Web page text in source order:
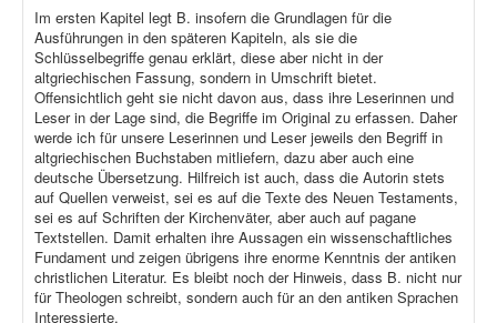
Im ersten Kapitel legt B. insofern die Grundlagen für die
Ausführungen in den späteren Kapiteln, als sie die
Schlüsselbegriffe genau erklärt, diese aber nicht in der
altgriechischen Fassung, sondern in Umschrift bietet.
Offensichtlich geht sie nicht davon aus, dass ihre Leserinnen und
Leser in der Lage sind, die Begriffe im Original zu erfassen. Daher
werde ich für unsere Leserinnen und Leser jeweils den Begriff in
altgriechischen Buchstaben mitliefern, dazu aber auch eine
deutsche Übersetzung. Hilfreich ist auch, dass die Autorin stets
auf Quellen verweist, sei es auf die Texte des Neuen Testaments,
sei es auf Schriften der Kirchenväter, aber auch auf pagane
Textstellen. Damit erhalten ihre Aussagen ein wissenschaftliches
Fundament und zeigen übrigens ihre enorme Kenntnis der antiken
christlichen Literatur. Es bleibt noch der Hinweis, dass B. nicht nur
für Theologen schreibt, sondern auch für an den antiken Sprachen
Interessierte.